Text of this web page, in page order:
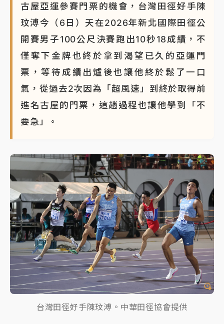
古屋亞運參賽門票的機會，台灣田徑好手陳
玟溥今（6日）天在2026年新北國際田徑公
開賽男子100公尺決賽跑出10秒18成績，不
僅奪下金牌也終於拿到渴望已久的亞運門
票，等待成績出爐後也讓他終於鬆了一口
氣，從過去2次因為「超風速」到終於取得前
進名古屋的門票，這趟過程也讓他學到「不
要急」。
台灣田徑好手陳玟溥。中華田徑協會提供